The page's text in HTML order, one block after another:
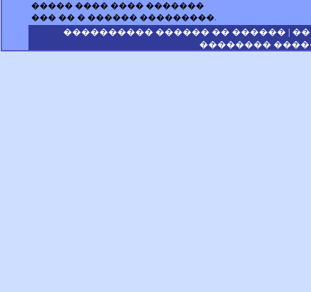
����� ���� ���� �������
��� �� � ������ ���������.
���������� ������ �� ������ |
��������